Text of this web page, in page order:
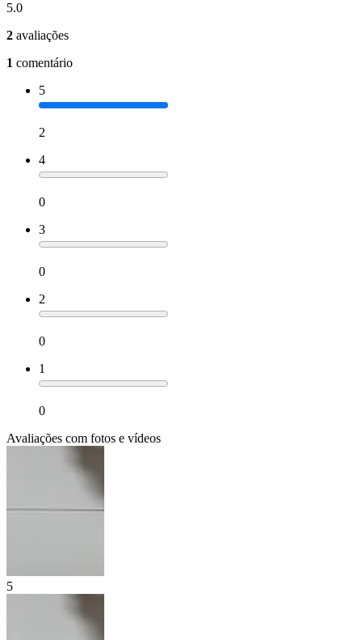
5.0
2 avaliações
1 comentário
5
2
4
0
3
0
2
0
1
0
Avaliações com fotos e vídeos
5